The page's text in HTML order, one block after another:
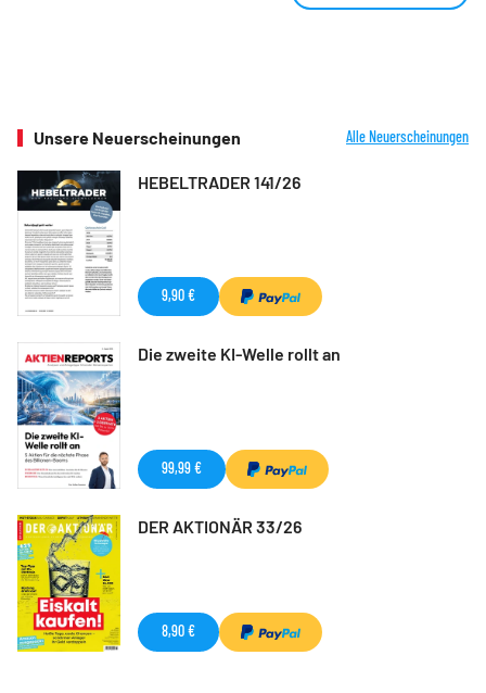
Unsere Neuerscheinungen Alle Neuerscheinungen
HEBELTRADER 141/26
9,90 €
Die zweite KI-Welle rollt an
99,99 €
DER AKTIONÄR 33/26
8,90 €